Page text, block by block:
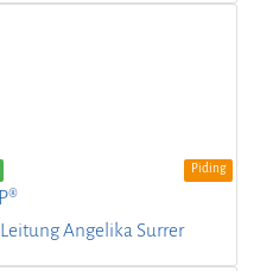
Piding
Angelika Surrer